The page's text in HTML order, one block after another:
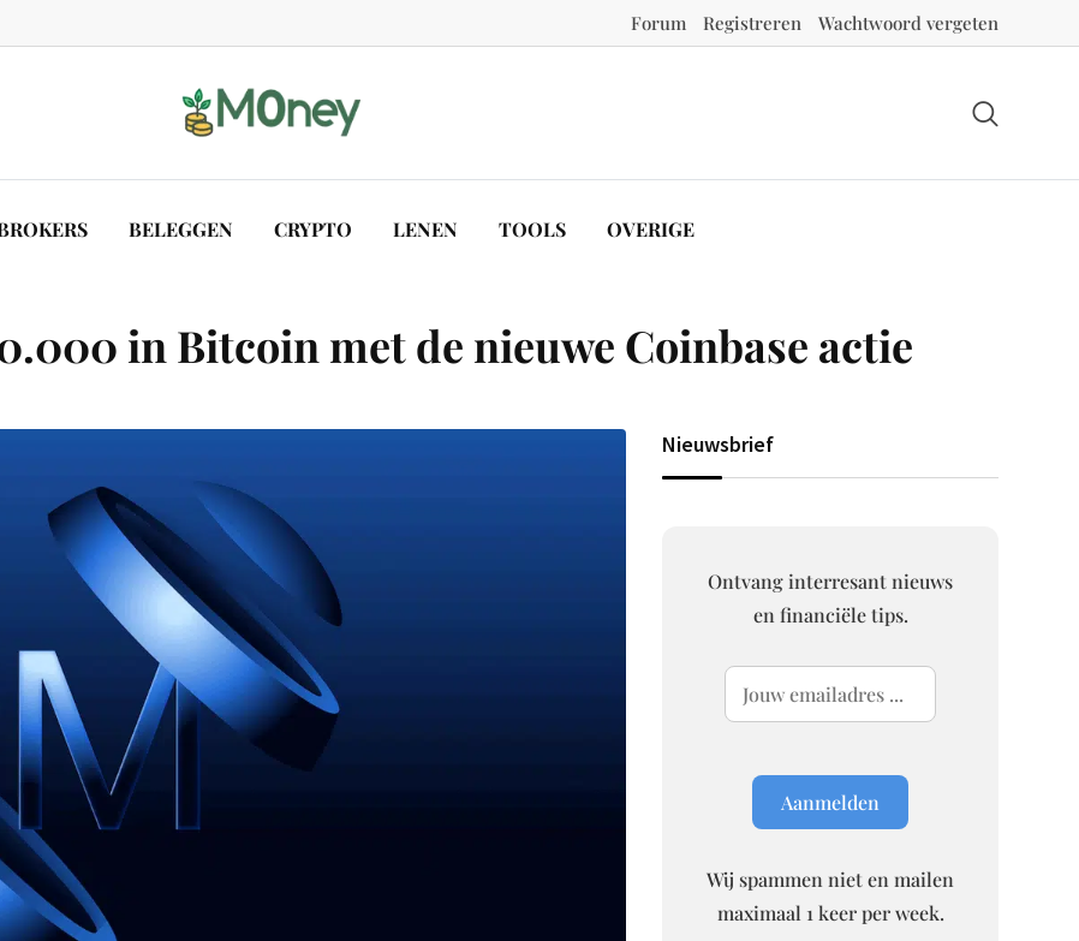
Forum Registreren Wachtwoord vergeten
BELEGGEN CRYPTO LENEN TOOLS OVERIGE
in Bitcoin met de nieuwe Coinbase actie
Nieuwsbrief
Ontvang interresant nieuws
en financiële tips.
Wij spammen niet en mailen
maximaal 1 keer per week.